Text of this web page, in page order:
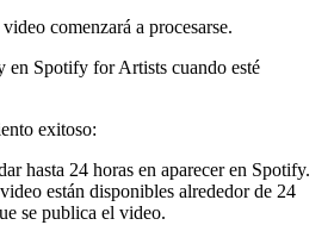
comenzará a procesarse.
en Spotify for Artists cuando esté
exitoso:
hasta 24 horas en aparecer en Spotify.
están disponibles alrededor de 24
se publica el video.